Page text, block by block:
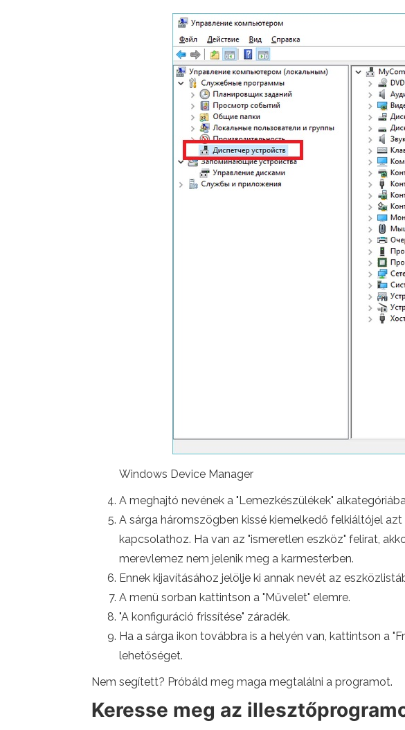
Windows Device Manager
A meghajtó nevének a "Lemezkészülékek"
A sárga háromszögben kissé kiemelkedő felkiáltójel
kapcsolathoz. Ha van az "ismeretlen eszköz" felirat,
merevlemez nem jelenik meg a karmesterben.
Ennek kijavításához jelölje ki annak nevét az
A menü sorban kattintson a "Művelet" elemre.
"A konfiguráció frissítése" záradék.
Ha a sárga ikon továbbra is a helyén van, kattintson a
lehetőséget.
Nem segített? Próbáld meg maga megtalálni a programot.
Keresse meg az